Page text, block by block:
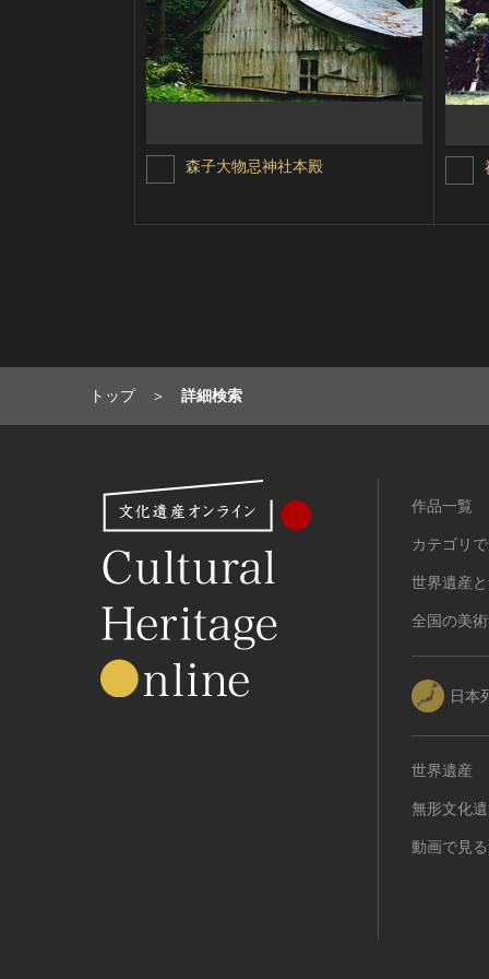
森子大物忌神社本殿
トップ 詳細検索
作品一覧
カテゴリ
世界遺産
全国の美
日本
世界遺産
無形文化
動画で見